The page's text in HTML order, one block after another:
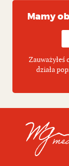
Mamy
Zauważyłeś
działa